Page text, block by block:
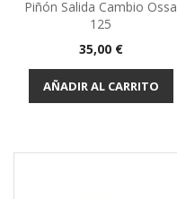
Piñón Salida Cambio Ossa
125
Precio
35,00 €
AÑADIR AL CARRITO